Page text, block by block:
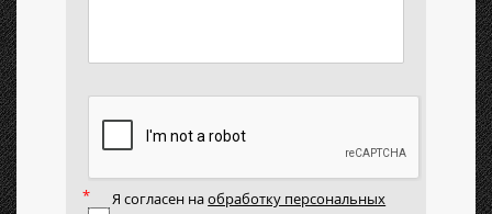
Я согласен наобработку персональных